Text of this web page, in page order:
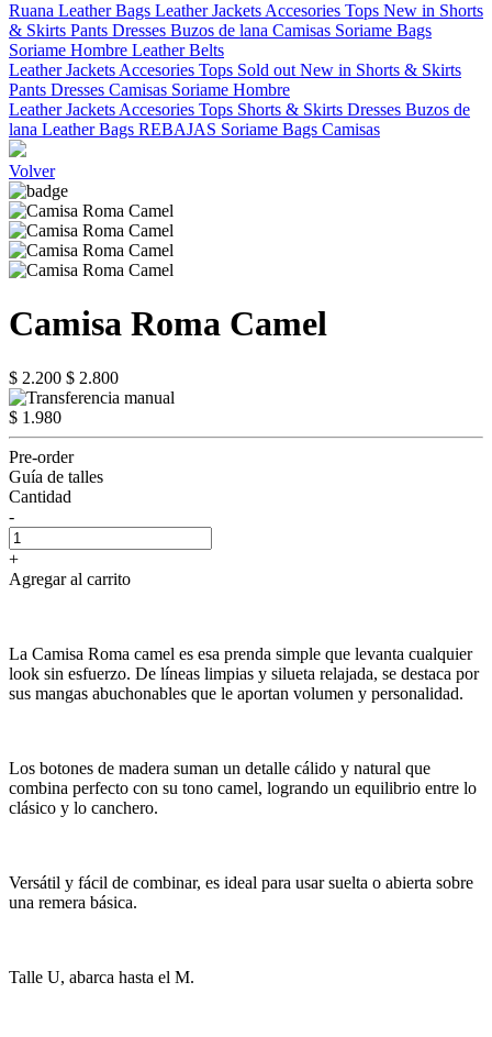
Ruana Leather Bags Leather Jackets Accesories Tops New in Shorts
& Skirts Pants Dresses Buzos de lana Camisas Soriame Bags
Soriame Hombre Leather Belts
Leather Jackets Accesories Tops Sold out New in Shorts & Skirts
Pants Dresses Camisas Soriame Hombre
Leather Jackets Accesories Tops Shorts & Skirts Dresses Buzos de
lana Leather Bags REBAJAS Soriame Bags Camisas
Volver
Camisa Roma Camel
$ 2.200 $ 2.800
$ 1.980
Pre-order
Guía de talles
Cantidad
-
+
Agregar al carrito
La Camisa Roma camel es esa prenda simple que levanta cualquier
look sin esfuerzo. De líneas limpias y silueta relajada, se destaca por
sus mangas abuchonables que le aportan volumen y personalidad.
Los botones de madera suman un detalle cálido y natural que
combina perfecto con su tono camel, logrando un equilibrio entre lo
clásico y lo canchero.
Versátil y fácil de combinar, es ideal para usar suelta o abierta sobre
una remera básica.
Talle U, abarca hasta el M.